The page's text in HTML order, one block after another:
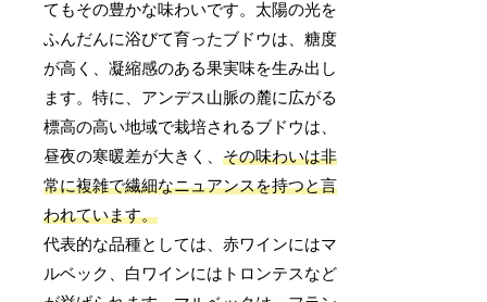
てもその豊かな味わいです。太陽の光を
ふんだんに浴びて育ったブドウは、糖度
が高く、凝縮感のある果実味を生み出し
ます。特に、アンデス山脈の麓に広がる
標高の高い地域で栽培されるブドウは、
昼夜の寒暖差が大きく、その味わいは非
常に複雑で繊細なニュアンスを持つと言
われています。
代表的な品種としては、赤ワインにはマ
ルベック、白ワインにはトロンテスなど